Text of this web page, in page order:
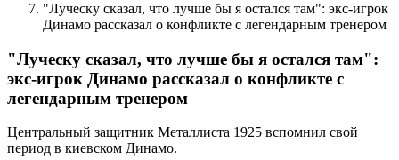
"Луческу сказал, что лучше бы я остался там": экс-игрок
Динамо рассказал о конфликте с легендарным тренером
"Луческу сказал, что лучше бы я остался там":
экс-игрок Динамо рассказал о конфликте с
легендарным тренером
Центральный защитник Металлиста 1925 вспомнил свой
период в киевском Динамо.